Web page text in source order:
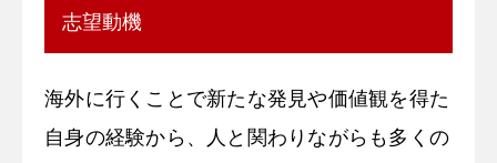
志望動機
海外に行くことで新たな発見や価値観を得た
自身の経験から、人と関わりながらも多くの